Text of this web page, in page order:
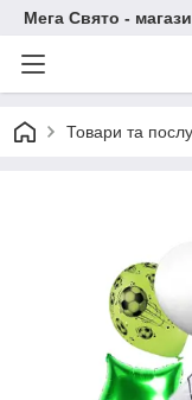
Мега Свято -
Товари та